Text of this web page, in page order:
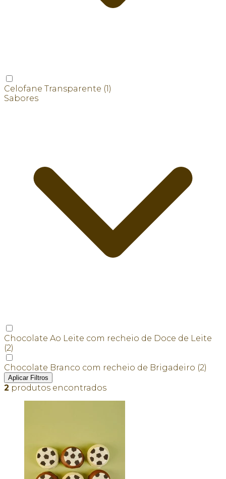
Celofane Transparente (1)
Sabores
Chocolate Ao Leite com recheio de Doce de Leite
(2)
Chocolate Branco com recheio de Brigadeiro (2)
Aplicar Filtros
2 produtos encontrados